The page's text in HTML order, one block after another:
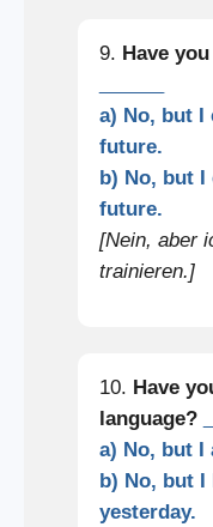
9. Have
a) No, but I
future.
b) No, but
future.
[Nein, aber
trainieren.]
10. Have
language?
a) No, but I
b) No, but I
yesterday.